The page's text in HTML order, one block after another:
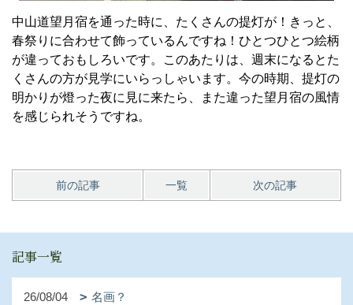
中山道望月宿を通った時に、たくさんの提灯が！きっと、
春祭りに合わせて飾っているんですね！ひとつひとつ絵柄
が違っておもしろいです。このあたりは、週末になるとた
くさんの方が見学にいらっしゃいます。今の時期、提灯の
明かりが燈った夜に見に来たら、また違った望月宿の風情
を感じられそうですね。
前の記事 一覧 次の記事
記事一覧
26/08/04 名画？